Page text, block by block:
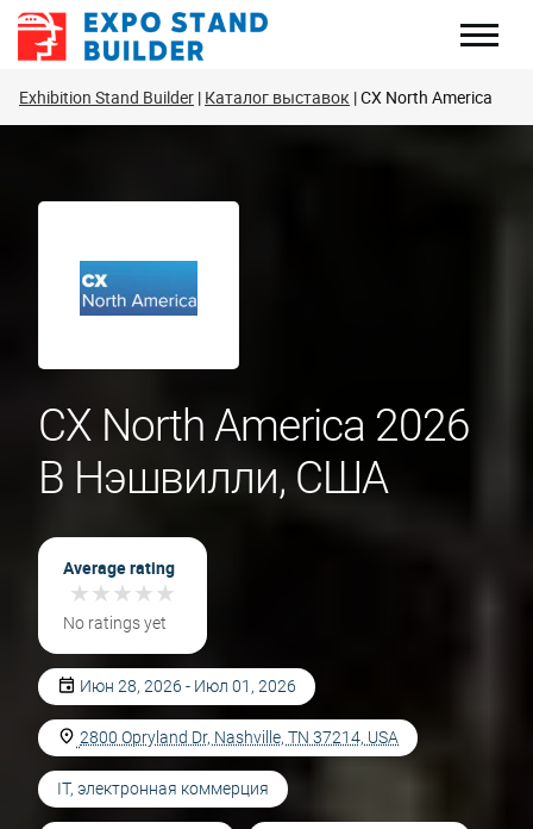
Перейти
Exhibition Stand Builder Каталог выставок CX North America
CX North America 2026
В Нэшвилли, США
Average rating
★★★★★
★★★★★
No ratings yet
Июн 28, 2026 - Июл 01, 2026
2800 Opryland Dr, Nashville, TN 37214, USA
IT, электронная коммерция